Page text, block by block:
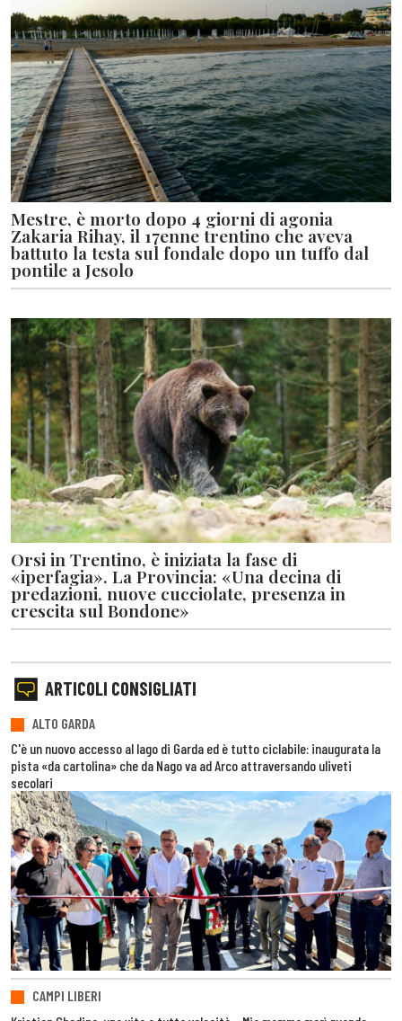
Mestre, è morto dopo 4 giorni di agonia
Zakaria Rihay, il 17enne trentino che aveva
battuto la testa sul fondale dopo un tuffo dal
pontile a Jesolo
Orsi in Trentino, è iniziata la fase di
«iperfagia». La Provincia: «Una decina di
predazioni, nuove cucciolate, presenza in
crescita sul Bondone»
ARTICOLI CONSIGLIATI
ALTO GARDA
C'è un nuovo accesso al lago di Garda ed è tutto ciclabile: inaugurata la
pista «da cartolina» che da Nago va ad Arco attraversando uliveti
secolari
CAMPI LIBERI